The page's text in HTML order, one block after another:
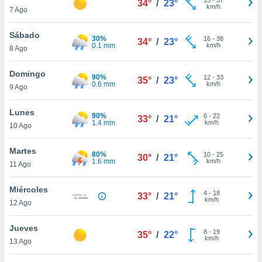
más
nuestra
y
de
disponible
cookies
aceptar
7 Ago
34° / 23°
km/h
Sábado
8 Ago
30%
0.1 mm
34° / 23° 16- 38
km/h
Domingo
9 Ago
90%
0.6 mm
35° / 23° 12- 33
km/h
Lunes
10 Ago
90%
1.4 mm
33° / 21° 6- 22
km/h
Martes
11 Ago
80%
1.6 mm
30° / 21° 10- 25
km/h
Miércoles
12 Ago
33° / 21° 4- 18
km/h
Jueves
13 Ago
35° / 22° 8- 19
km/h